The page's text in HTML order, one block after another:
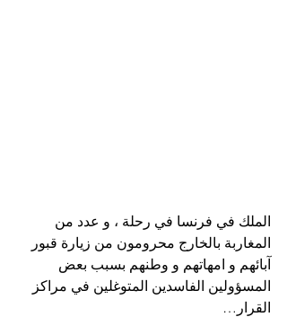
الملك في فرنسا في رحلة ، و عدد من
المغاربة بالخارج محرومون من زيارة قبور
آبائهم و امهاتهم و وطنهم بسبب بعض
المسؤولين الفاسدين المتوغلين في مراكز
القرار…